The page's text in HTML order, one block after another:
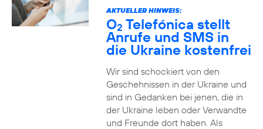
AKTUELLER HINWEIS:
O2 Telefónica stellt
Anrufe und SMS in
die Ukraine kostenfrei
Wir sind schockiert von den
Geschehnissen in der Ukraine und
sind in Gedanken bei jenen, die in
der Ukraine leben oder Verwandte
und Freunde dort haben. Als